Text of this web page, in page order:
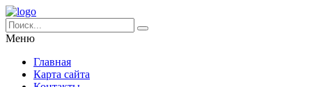
Меню
Главная
Карта сайта